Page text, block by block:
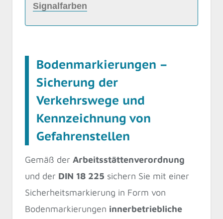
Signalfarben
Bodenmarkierungen –
Sicherung der
Verkehrswege und
Kennzeichnung von
Gefahrenstellen
Gemäß der Arbeitsstättenverordnung
und der DIN 18 225 sichern Sie mit einer
Sicherheitsmarkierung in Form von
Bodenmarkierungen innerbetriebliche